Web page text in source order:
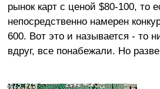
рынок карт с ценой $80-100, то
непосредственно намерен
600. Вот это и называется - то
вдруг, все понабежали. Но